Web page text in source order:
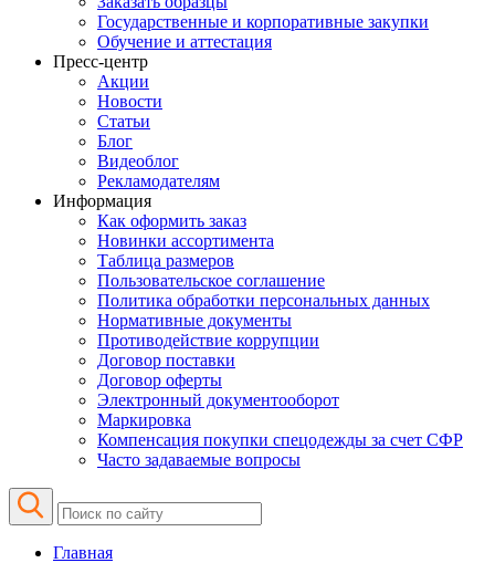
Государственные и корпоративные закупки
Обучение и аттестация
Пресс-центр
Акции
Новости
Статьи
Блог
Видеоблог
Рекламодателям
Информация
Как оформить заказ
Новинки ассортимента
Таблица размеров
Пользовательское соглашение
Политика обработки персональных данных
Нормативные документы
Противодействие коррупции
Договор поставки
Договор оферты
Электронный документооборот
Маркировка
Компенсация покупки спецодежды за счет СФР
Часто задаваемые вопросы
Главная